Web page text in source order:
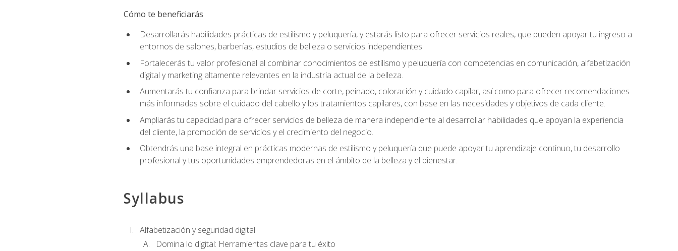
Cómo te beneficiarás
Desarrollarás habilidades prácticas de estilismo y peluquería, y estarás listo para ofrecer servicios reales, que pueden apoyar tu ingreso a
entornos de salones, barberías, estudios de belleza o servicios independientes.
Fortalecerás tu valor profesional al combinar conocimientos de estilismo y peluquería con competencias en comunicación, alfabetización
digital y marketing altamente relevantes en la industria actual de la belleza.
Aumentarás tu confianza para brindar servicios de corte, peinado, coloración y cuidado capilar, así como para ofrecer recomendaciones
más informadas sobre el cuidado del cabello y los tratamientos capilares, con base en las necesidades y objetivos de cada cliente.
Ampliarás tu capacidad para ofrecer servicios de belleza de manera independiente al desarrollar habilidades que apoyan la experiencia
del cliente, la promoción de servicios y el crecimiento del negocio.
Obtendrás una base integral en prácticas modernas de estilismo y peluquería que puede apoyar tu aprendizaje continuo, tu desarrollo
profesional y tus oportunidades emprendedoras en el ámbito de la belleza y el bienestar.
Syllabus
Alfabetización y seguridad digital
Domina lo digital: Herramientas clave para tu éxito